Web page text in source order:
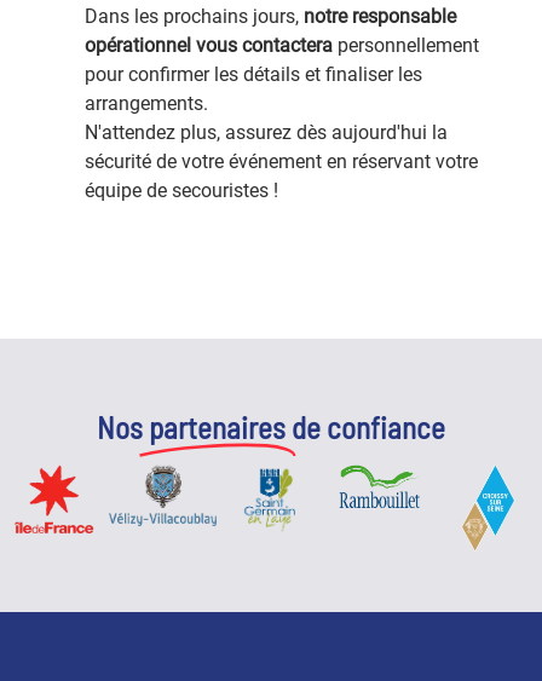
Dans les prochains jours, notre responsable
opérationnel vous contactera personnellement
pour confirmer les détails et finaliser les
arrangements.
N'attendez plus, assurez dès aujourd'hui la
sécurité de votre événement en réservant votre
équipe de secouristes !
Nos partenaires de confiance